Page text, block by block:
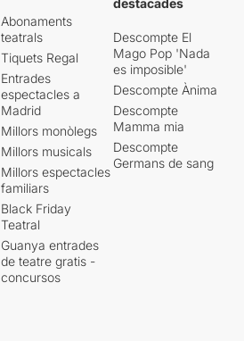
Abonaments
teatrals
Tiquets Regal
Entrades
espectacles a
Madrid
Millors monòlegs
Millors musicals
Millors espectacles
familiars
Black Friday
Teatral
Guanya entrades
de teatre gratis -
concursos
Descompte El
Mago Pop 'Nada
es imposible'
Descompte Ànima
Descompte
Mamma mia
Descompte
Germans de sang